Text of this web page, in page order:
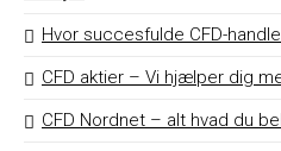
Hvor succesfulde CFD-
CFD aktier – Vi hjælper dig
CFD Nordnet – alt hvad du